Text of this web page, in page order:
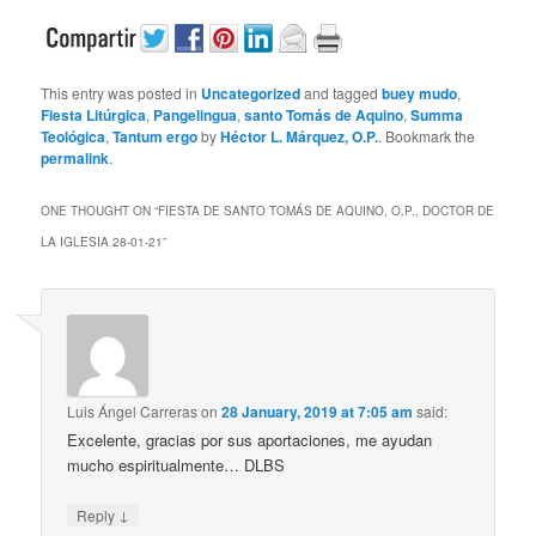
This entry was posted in Uncategorizedand taggedbuey mudo,
Fiesta Litúrgica, Pangelingua,santo Tomás de Aquino,Summa
Teológica,Tantum ergobyHéctor L. Márquez, O.P.. Bookmark the
permalink.
ONE THOUGHT ON “FIESTA DE SANTO TOMÁS DE AQUINO, O.P., DOCTOR DE
LA IGLESIA 28-01-21”
Luis Ángel Carrerason28 January, 2019 at 7:05 am said:
Excelente, gracias por sus aportaciones, me ayudan
mucho espiritualmente… DLBS
Reply ↓